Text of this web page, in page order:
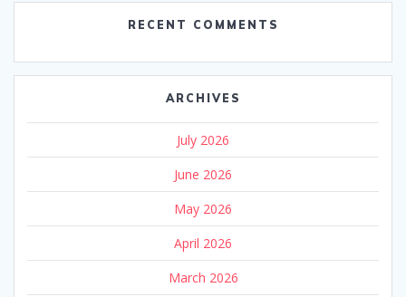
RECENT COMMENTS
ARCHIVES
July 2026
June 2026
May 2026
April 2026
March 2026